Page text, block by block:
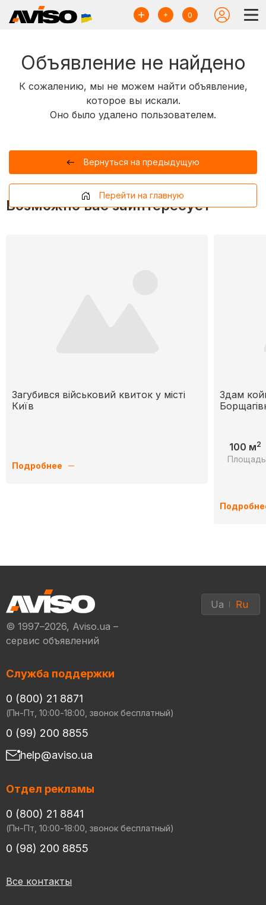
0
Объявление не найдено
К сожалению, мы не можем найти объявление,
которое вы искали.
Оно было удалено пользователем.
Вернуться на предыдущую
Перейти на главную
Возможно вас заинтересует
Загубився військовий квиток у місті
Київ
Подробнее
Здам
100 м2
Площадь
© 1997–2026, Aviso.ua –
сервис объявлений
Ua Ru
Служба поддержки
0 (800) 21 8871
(Пн-Пт, 10:00-18:00, звонок бесплатный)
0 (99) 200 8855
help@aviso.ua
Отдел рекламы
0 (800) 21 8841
(Пн-Пт, 10:00-18:00, звонок бесплатный)
0 (98) 200 8855
Все контакты